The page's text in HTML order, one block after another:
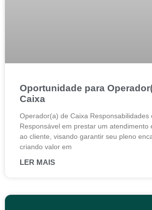
Oportunidade para
Caixa
Operador(a) de Caixa Responsabilidades
Responsável em prestar um atendimento
ao cliente, visando garantir seu pleno
criando valor em
LER MAIS